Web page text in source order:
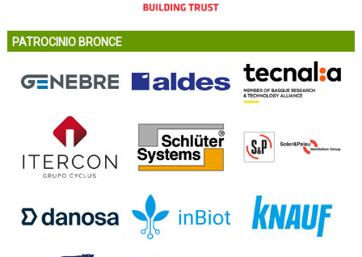
PATROCINIO BRONCE